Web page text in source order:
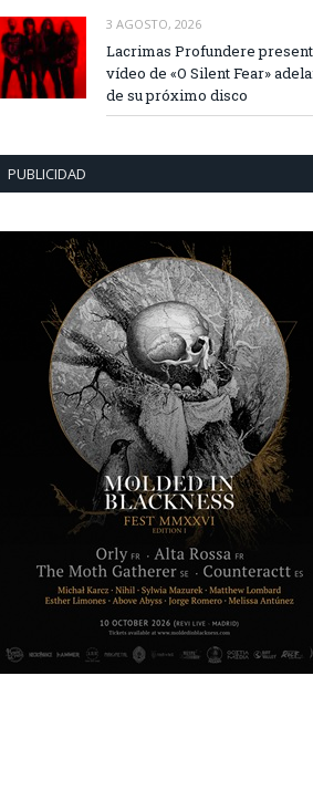
3 AGOSTO, 2026
Lacrimas Profundere
vídeo de «O Silent Fear»
de su próximo disco
PUBLICIDAD